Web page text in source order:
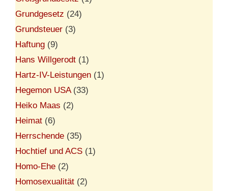
Grundgesetz (24)
Grundsteuer (3)
Haftung (9)
Hans Willgerodt (1)
Hartz-IV-Leistungen (1)
Hegemon USA(33)
Heiko Maas (2)
Heimat (6)
Herrschende (35)
Hochtief und ACS (1)
Homo-Ehe (2)
Homosexualität (2)